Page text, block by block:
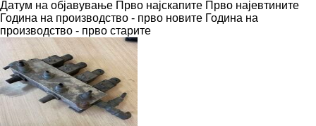
Датум на објавување Прво најскапите Прво најевтините
Година на производство - прво новите Година на
производство - прво старите